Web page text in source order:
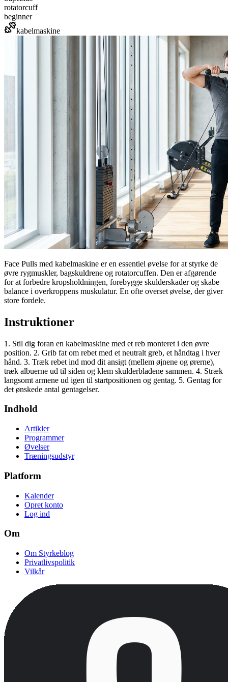
rotatorcuff
beginner
kabelmaskine
Face Pulls med kabelmaskine er en essentiel øvelse for at styrke de
øvre rygmuskler, bagskuldrene og rotatorcuffen. Den er afgørende
for at forbedre kropsholdningen, forebygge skulderskader og skabe
balance i overkroppens muskulatur. En ofte overset øvelse, der giver
store fordele.
Instruktioner
1. Stil dig foran en kabelmaskine med et reb monteret i den øvre
position. 2. Grib fat om rebet med et neutralt greb, et håndtag i hver
hånd. 3. Træk rebet ind mod dit ansigt (mellem øjnene og ørerne),
træk albuerne ud til siden og klem skulderbladene sammen. 4. Stræk
langsomt armene ud igen til startpositionen og gentag. 5. Gentag for
det ønskede antal gentagelser.
Indhold
Artikler
Programmer
Øvelser
Træningsudstyr
Platform
Kalender
Opret konto
Log ind
Om
Om Styrkeblog
Privatlivspolitik
Vilkår